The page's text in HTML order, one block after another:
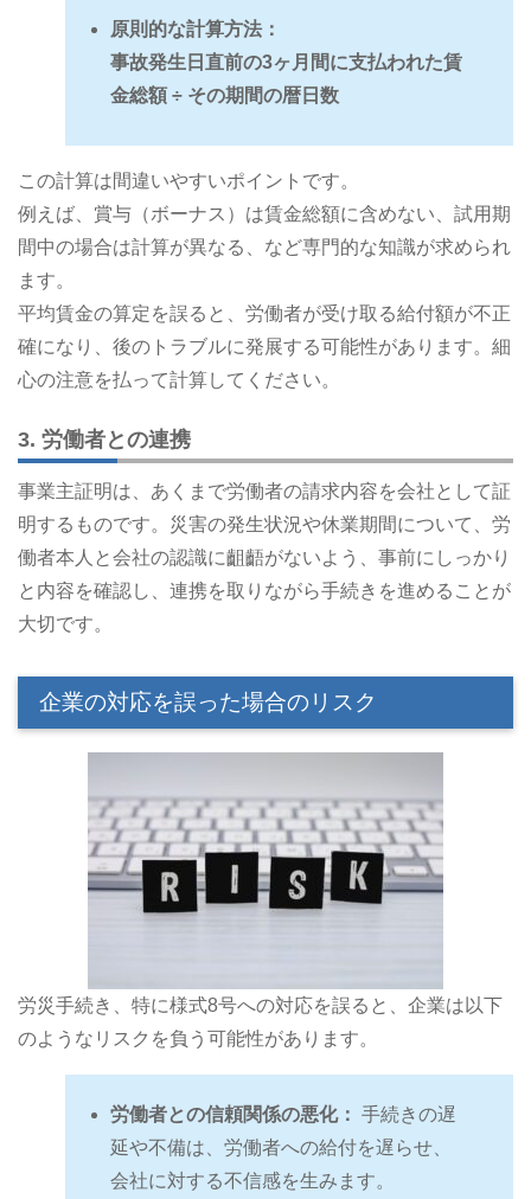
原則的な計算方法：
事故発生日直前の3ヶ月間に支払われた賃
金総額 ÷ その期間の暦日数
この計算は間違いやすいポイントです。
例えば、賞与（ボーナス）は賃金総額に含めない、試用期
間中の場合は計算が異なる、など専門的な知識が求められ
ます。
平均賃金の算定を誤ると、労働者が受け取る給付額が不正
確になり、後のトラブルに発展する可能性があります。細
心の注意を払って計算してください。
3. 労働者との連携
事業主証明は、あくまで労働者の請求内容を会社として証
明するものです。災害の発生状況や休業期間について、労
働者本人と会社の認識に齟齬がないよう、事前にしっかり
と内容を確認し、連携を取りながら手続きを進めることが
大切です。
企業の対応を誤った場合のリスク
労災手続き、特に様式8号への対応を誤ると、企業は以下
のようなリスクを負う可能性があります。
労働者との信頼関係の悪化： 手続きの遅
延や不備は、労働者への給付を遅らせ、
会社に対する不信感を生みます。